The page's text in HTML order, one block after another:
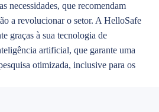
necessidades, que recomendam
a revolucionar o setor. A HelloSafe
graças à sua tecnologia de
artificial, que garante uma
otimizada, inclusive para os